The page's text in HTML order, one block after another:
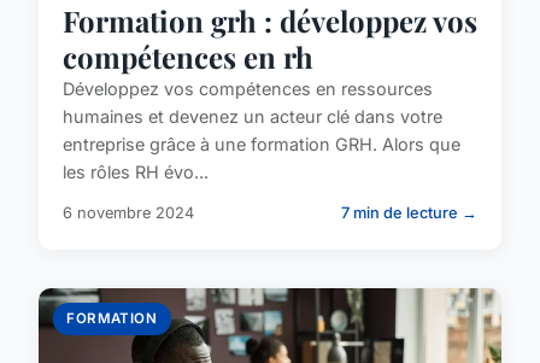
Formation grh : développez vos
compétences en rh
Développez vos compétences en ressources
humaines et devenez un acteur clé dans votre
entreprise grâce à une formation GRH. Alors que
les rôles RH évo...
6 novembre 2024 7 min de lecture →
FORMATION